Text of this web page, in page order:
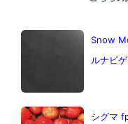
Snow
ルナビ
シグマ